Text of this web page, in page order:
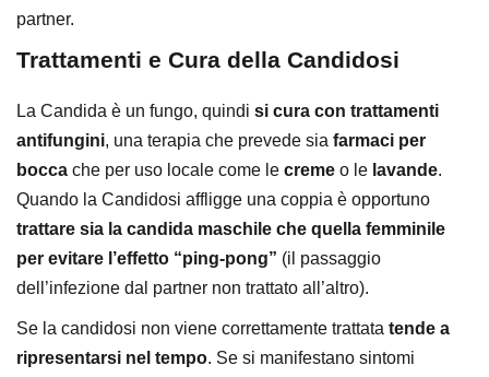
partner.
Trattamenti e Cura della Candidosi
La Candida è un fungo, quindi si cura con trattamenti
antifungini, una terapia che prevede sia farmaci per
bocca che per uso locale come le creme o le lavande.
Quando la Candidosi affligge una coppia è opportuno
trattare sia la candida maschile che quella femminile
per evitare l’effetto “ping-pong” (il passaggio
dell’infezione dal partner non trattato all’altro).
Se la candidosi non viene correttamente trattata tende a
ripresentarsi nel tempo. Se si manifestano sintomi